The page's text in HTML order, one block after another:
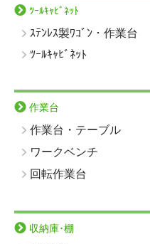
ﾂｰﾙｷｬﾋﾞﾈｯﾄ
ｽﾃﾝﾚｽ製ﾜｺﾞﾝ・作業台
ﾂｰﾙｷｬﾋﾞﾈｯﾄ
作業台
作業台・テーブル
ワークベンチ
回転作業台
収納庫･棚